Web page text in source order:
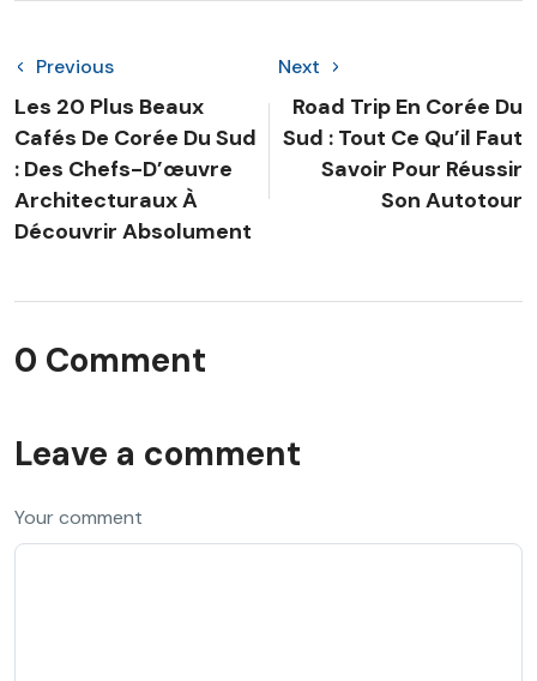
Previous
Les 20 Plus Beaux
Cafés De Corée Du Sud
: Des Chefs-D’œuvre
Architecturaux À
Découvrir Absolument
Next
Road Trip En Corée Du
Sud : Tout Ce Qu’il Faut
Savoir Pour Réussir
Son Autotour
0 Comment
Leave a comment
Your comment